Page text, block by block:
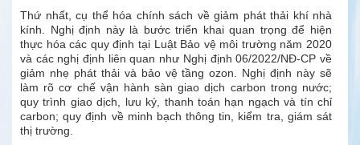
Thứ nhất, cụ thể hóa chính sách về giảm phát thải khí nhà
kính. Nghị định này là bước triển khai quan trọng để hiện
thực hóa các quy định tại Luật Bảo vệ môi trường năm 2020
và các nghị định liên quan như Nghị định 06/2022/NĐ-CP về
giảm nhẹ phát thải và bảo vệ tầng ozon. Nghị định này sẽ
làm rõ cơ chế vận hành sàn giao dịch carbon trong nước;
quy trình giao dịch, lưu ký, thanh toán hạn ngạch và tín chỉ
carbon; quy định về minh bạch thông tin, kiểm tra, giám sát
thị trường.